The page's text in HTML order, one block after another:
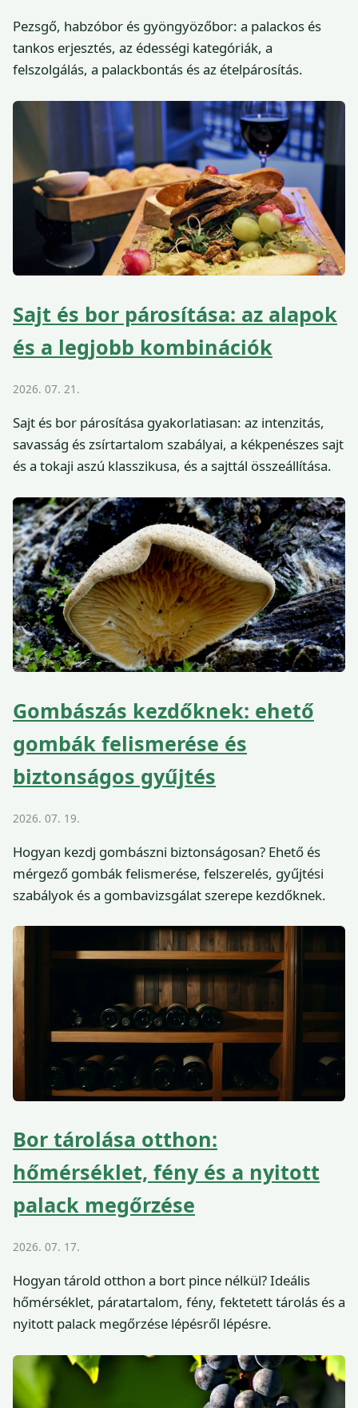
Pezsgő, habzóbor és gyöngyözőbor: a palackos és
tankos erjesztés, az édességi kategóriák, a
felszolgálás, a palackbontás és az ételpárosítás.
Sajt és bor párosítása: az alapok
és a legjobb kombinációk
2026. 07. 21.
Sajt és bor párosítása gyakorlatiasan: az intenzitás,
savasság és zsírtartalom szabályai, a kékpenészes sajt
és a tokaji aszú klasszikusa, és a sajttál összeállítása.
Gombászás kezdőknek: ehető
gombák felismerése és
biztonságos gyűjtés
2026. 07. 19.
Hogyan kezdj gombászni biztonságosan? Ehető és
mérgező gombák felismerése, felszerelés, gyűjtési
szabályok és a gombavizsgálat szerepe kezdőknek.
Bor tárolása otthon:
hőmérséklet, fény és a nyitott
palack megőrzése
2026. 07. 17.
Hogyan tárold otthon a bort pince nélkül? Ideális
hőmérséklet, páratartalom, fény, fektetett tárolás és a
nyitott palack megőrzése lépésről lépésre.